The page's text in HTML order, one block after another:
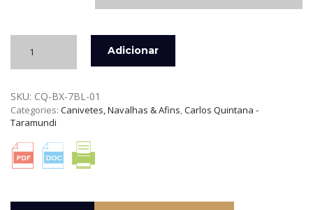
NAVALHA
QUEIMADA
JUAN
CARLOS
QUINTANA
TARAMUNDI
Adicionar
SKU: CQ-BX-7BL-01
Categories: Canivetes, Navalhas & Afins,Carlos Quintana -
Taramundi